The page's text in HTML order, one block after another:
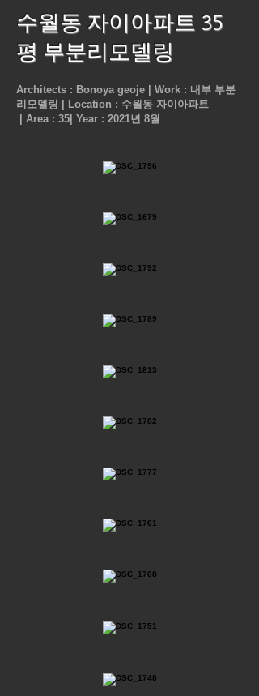
수월동 자이아파트 35
평 부분리모델링
Architects : Bonoya geoje | Work : 내부 부분
리모델링 |
Location : 수월동 자이아파트
Area : 35| Year : 2021년 8월